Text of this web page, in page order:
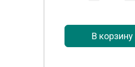
В корзину